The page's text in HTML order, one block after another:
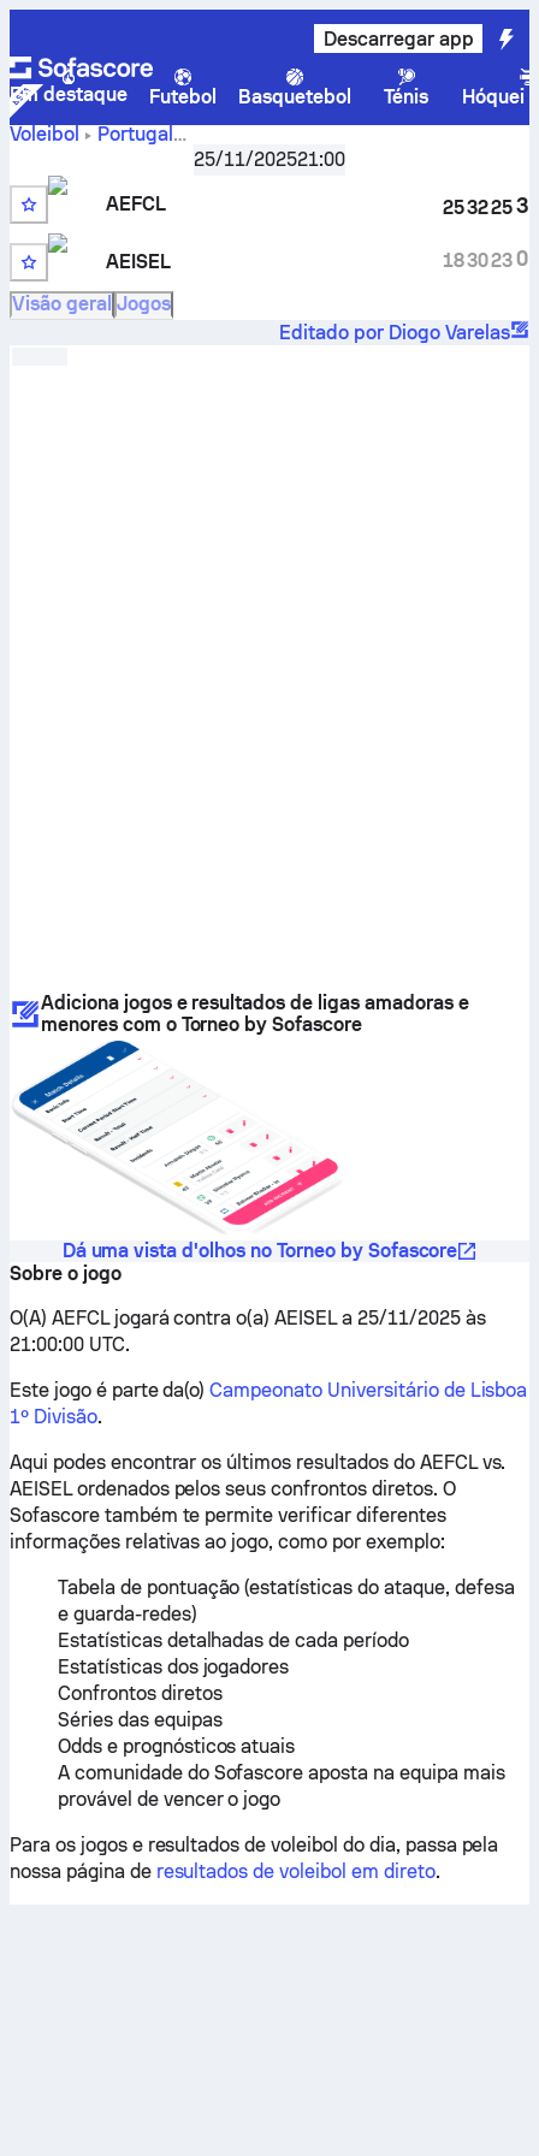
Descarregar app
Em destaque Futebol Basquetebol Ténis
Hóquei
Voleibol
Portugal
Campeonato Universitário de Lisboa 1º Divisão
AEFCL vs. AEISEL – resultado, calendário, estatísticas,
confrontos diretos e prognósticos
25/11/202521:00
AEFCL
AEISEL
25
18
32
30
25
23
3
0
Visão geral Jogos
Editado por Diogo Varelas
Adiciona jogos e resultados de ligas amadoras e
menores com o Torneo by Sofascore
Dá uma vista d'olhos no Torneo by Sofascore
Sobre o jogo
O(A) AEFCL jogará contra o(a) AEISEL a 25/11/2025 às
21:00:00 UTC.
Este jogo é parte da(o)Campeonato Universitário de Lisboa
1º Divisão.
Aqui podes encontrar os últimos resultados do AEFCL vs.
AEISEL ordenados pelos seus confrontos diretos. O
Sofascore também te permite verificar diferentes
informações relativas ao jogo, como por exemplo:
Tabela de pontuação (estatísticas do ataque, defesa
e guarda-redes)
Estatísticas detalhadas de cada período
Estatísticas dos jogadores
Confrontos diretos
Séries das equipas
Odds e prognósticos atuais
A comunidade do Sofascore aposta na equipa mais
provável de vencer o jogo
Para os jogos e resultados de voleibol do dia, passa pela
nossa página de resultados de voleibol em direto.